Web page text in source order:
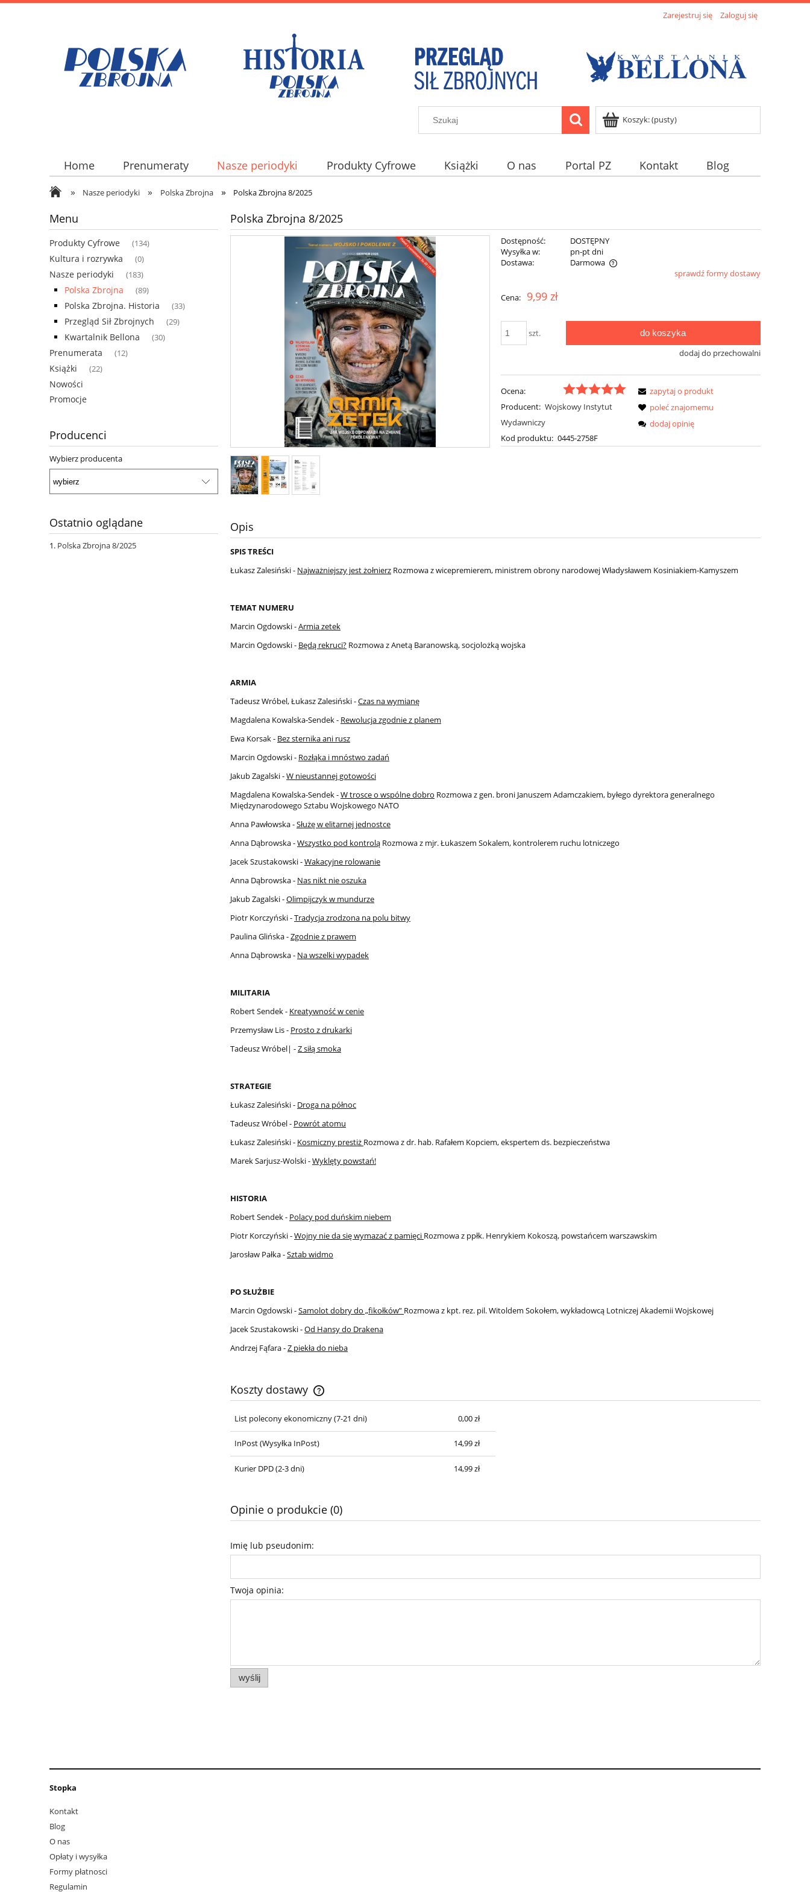
Zarejestruj się Zaloguj się
Koszyk:(pusty)
Home Prenumeraty Nasze periodyki Produkty Cyfrowe Książki O nas Portal PZ Kontakt Blog
» Nasze periodyki » Polska Zbrojna » Polska Zbrojna 8/2025
Menu
Produkty Cyfrowe (134)
Kultura i rozrywka (0)
Nasze periodyki (183)
Polska Zbrojna (89)
Polska Zbrojna. Historia (33)
Przegląd Sił Zbrojnych (29)
Kwartalnik Bellona (30)
Prenumerata (12)
Książki (22)
Nowości
Promocje
Producenci
Wybierz producenta
Ostatnio oglądane
Polska Zbrojna 8/2025
Polska Zbrojna 8/2025
Dostępność:
DOSTĘPNY
Wysyłka w:
pn-pt dni
Dostawa:
Darmowa
sprawdź formy dostawy
Cena: 9,99 zł
szt. do koszyka
dodaj do przechowalni
Ocena:
Producent: Wojskowy Instytut
Wydawniczy
Kod produktu: 0445-2758F
zapytaj o produkt
poleć znajomemu
dodaj opinię
Opis
SPIS TREŚCI
Łukasz Zalesiński - Najważniejszy jest żołnierz Rozmowa z wicepremierem, ministrem obrony narodowej Władysławem Kosiniakiem-Kamyszem
TEMAT NUMERU
Marcin Ogdowski -Armia zetek
Marcin Ogdowski - Będą rekruci? Rozmowa z Anetą Baranowską, socjolożką wojska
ARMIA
Tadeusz Wróbel, Łukasz Zalesiński -Czas na wymianę
Magdalena Kowalska-Sendek - Rewolucja zgodnie z planem
Ewa Korsak - Bez sternika ani rusz
Marcin Ogdowski - Rozłąka i mnóstwo zadań
Jakub Zagalski -W nieustannej gotowości
Magdalena Kowalska-Sendek -W trosce o wspólne dobro Rozmowa z gen. broni Januszem Adamczakiem, byłego dyrektora generalnego
Międzynarodowego Sztabu Wojskowego NATO
Anna Pawłowska -Służę w elitarnej jednostce
Anna Dąbrowska -Wszystko pod kontrolą Rozmowa z mjr. Łukaszem Sokalem, kontrolerem ruchu lotniczego
Jacek Szustakowski -Wakacyjne rolowanie
Anna Dąbrowska - Nas nikt nie oszuka
Jakub Zagalski -Olimpijczyk w mundurze
Piotr Korczyński -Tradycja zrodzona na polu bitwy
Paulina Glińska -Zgodnie z prawem
Anna Dąbrowska - Na wszelki wypadek
MILITARIA
Robert Sendek - Kreatywność w cenie
Przemysław Lis - Prosto z drukarki
Tadeusz Wróbel| -Z siłą smoka
STRATEGIE
Łukasz Zalesiński - Droga na północ
Tadeusz Wróbel - Powrót atomu
Łukasz Zalesiński - Kosmiczny prestiż Rozmowa z dr. hab. Rafałem Kopciem, ekspertem ds. bezpieczeństwa
Marek Sarjusz-Wolski -Wyklęty powstań!
HISTORIA
Robert Sendek - Polacy pod duńskim niebem
Piotr Korczyński -Wojny nie da się wymazać z pamięci Rozmowa z ppłk. Henrykiem Kokoszą, powstańcem warszawskim
Jarosław Pałka -Sztab widmo
PO SŁUŻBIE
Marcin Ogdowski -Samolot dobry do „fikołków” Rozmowa z kpt. rez. pil. Witoldem Sokołem, wykładowcą Lotniczej Akademii Wojskowej
Jacek Szustakowski -Od Hansy do Drakena
Andrzej Fąfara -Z piekła do nieba
Koszty dostawy
Cena nie zawiera ewentualnych kosztów
płatności
List polecony ekonomiczny (7-21 dni) 0,00 zł
InPost(Wysyłka InPost) 14,99 zł
Kurier DPD (2-3 dni) 14,99 zł
Opinie o produkcie (0)
Imię lub pseudonim:
Twoja opinia:
wyślij
Stopka
Kontakt
Blog
O nas
Opłaty i wysyłka
Formy płatnosci
Regulamin